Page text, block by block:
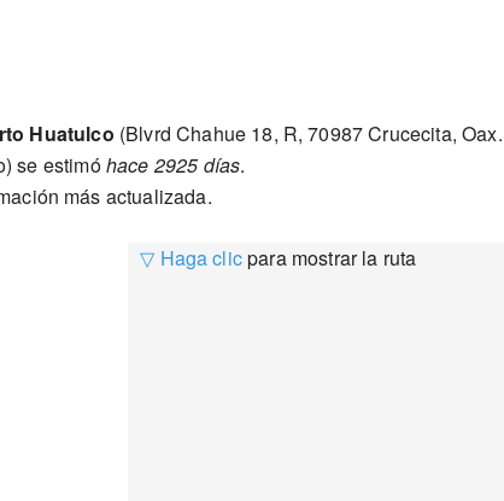
Huatulco (Blvrd Chahue 18, R, 70987 Crucecita,
se estimóhace 2925 días.
más actualizada.
▽ Haga clicpara mostrar la ruta